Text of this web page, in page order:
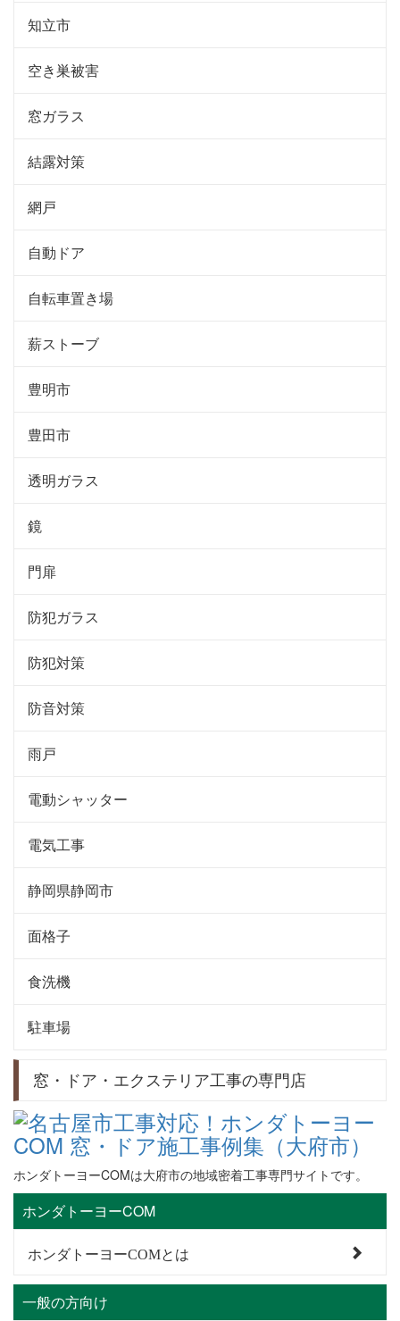
知立市
空き巣被害
窓ガラス
結露対策
網戸
自動ドア
自転車置き場
薪ストーブ
豊明市
豊田市
透明ガラス
鏡
門扉
防犯ガラス
防犯対策
防音対策
雨戸
電動シャッター
電気工事
静岡県静岡市
面格子
食洗機
駐車場
窓・ドア・エクステリア工事の専門店
ホンダトーヨーCOMは大府市の地域密着工事専門サイトです。
ホンダトーヨーCOM
ホンダトーヨーCOMとは
一般の方向け